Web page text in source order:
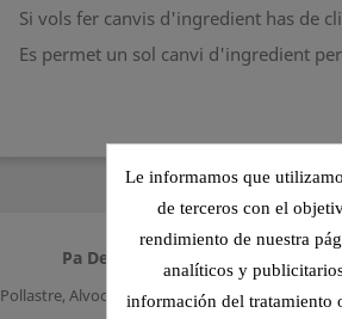
Si vols fer canvis d'ingredient has de
Es permet un sol canvi d'ingredient
Pa De Formatge 81
Pollastre, Alvocat, Canonges i Tom.quet
Le informamos que
de terceros con el
rendimiento de nuestra
analíticos y
información del tratamiento